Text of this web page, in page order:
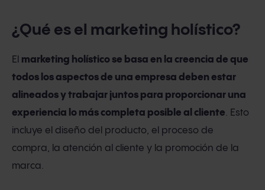
¿Qué es el marketing holístico?
El marketing holístico se basa en la creencia de que
todos los aspectos de una empresa deben estar
alineados y trabajar juntos para proporcionar una
experiencia lo más completa posible al cliente. Esto
incluye el diseño del producto, el proceso de
compra, la atención al cliente y la promoción de la
marca.